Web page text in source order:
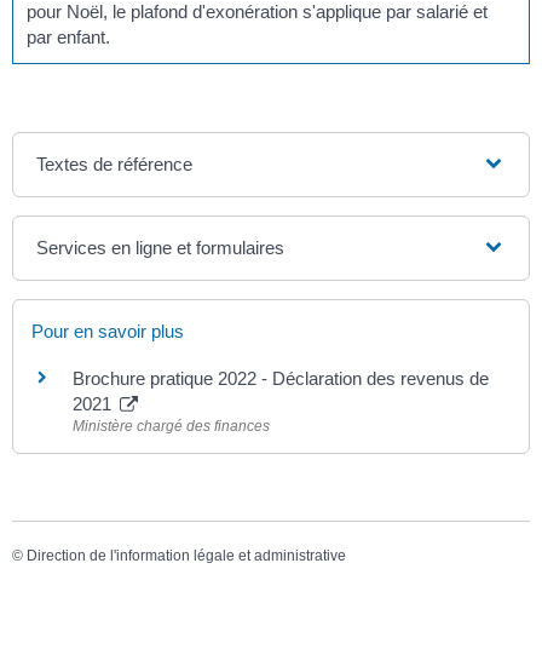
pour Noël, le plafond d'exonération s'applique par salarié et
par enfant.
Textes de référence
Services en ligne et formulaires
Pour en savoir plus
Brochure pratique 2022 - Déclaration des revenus de
2021
Ministère chargé des finances
© Direction de l'information légale et administrative